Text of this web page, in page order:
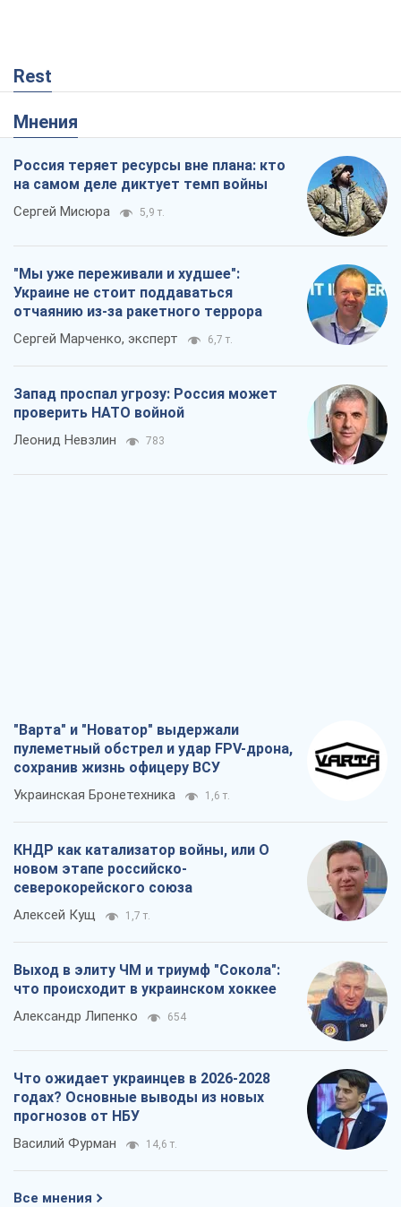
Rest
Мнения
Россия теряет ресурсы вне плана: кто
на самом деле диктует темп войны
Сергей Мисюра 5,9 т.
"Мы уже переживали и худшее":
Украине не стоит поддаваться
отчаянию из-за ракетного террора
Сергей Марченко, эксперт 6,7 т.
Запад проспал угрозу: Россия может
проверить НАТО войной
Леонид Невзлин 783
"Варта" и "Новатор" выдержали
пулеметный обстрел и удар FPV-дрона,
сохранив жизнь офицеру ВСУ
Украинская Бронетехника 1,6 т.
КНДР как катализатор войны, или О
новом этапе российско-
северокорейского союза
Алексей Кущ 1,7 т.
Выход в элиту ЧМ и триумф "Сокола":
что происходит в украинском хоккее
Александр Липенко 654
Что ожидает украинцев в 2026-2028
годах? Основные выводы из новых
прогнозов от НБУ
Василий Фурман 14,6 т.
Все мнения